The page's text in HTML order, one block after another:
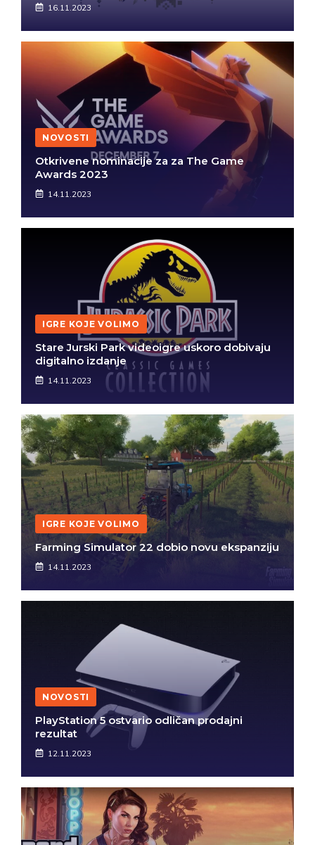
16.11.2023
NOVOSTI
Otkrivene nominacije za za The Game
Awards 2023
14.11.2023
IGRE KOJE VOLIMO
Stare Jurski Park videoigre uskoro dobivaju
digitalno izdanje
14.11.2023
IGRE KOJE VOLIMO
Farming Simulator 22 dobio novu ekspanziju
14.11.2023
NOVOSTI
PlayStation 5 ostvario odličan prodajni
rezultat
12.11.2023